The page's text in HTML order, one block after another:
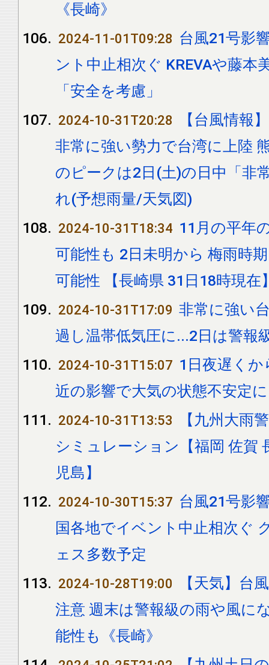
《長崎》
2024-11-01T09:28 台風21号影
ント中止相次ぐ KREVAや藤本
「安全を考慮」
2024-10-31T20:28
【台風情報
非常に強い勢力で台湾に上陸
のピークは2日(土)の日中「非
れ(予想雨量/天気図)
2024-10-31T18:34 11月の平年
可能性も 2日未明から 梅雨時
可能性 【長崎県 31日18時現在
2024-10-31T17:09 非常に強い
過し温帯低気圧に...2日は警報
2024-10-31T15:07 1日夜遅く
近の影響で大気の状態不安定
2024-10-31T13:53
【九州大雨
シミュレーション【福岡 佐賀
児島】
2024-10-30T15:37 台風21号影
国各地でイベント中止相次ぐ
ェス多数予定
2024-10-28T19:00
【天気】台
注意 週末は警報級の雨や風に
能性も《長崎》